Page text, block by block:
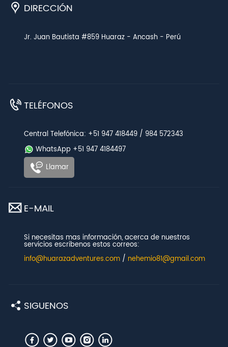
DIRECCIÓN
Jr. Juan Bautista #859 Huaraz - Ancash - Perú
TELÉFONOS
Central Telefónica: +51 947 418449 / 984 572343
WhatsApp +51 947 4184497
Llamar
E-MAIL
Si necesitas mas información, acerca de nuestros
servicios escribenos estos correos:
info@huarazadventures.com/ nehemio81@gmail.com
SIGUENOS